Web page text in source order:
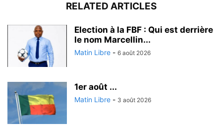
RELATED ARTICLES
Election à la FBF : Qui est derrière
le nom Marcellin...
Matin Libre - 6 août 2026
1er août ...
Matin Libre - 3 août 2026